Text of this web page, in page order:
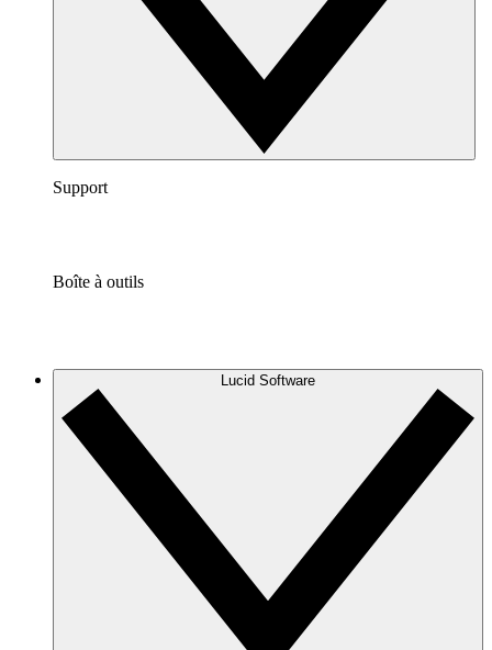
Support
Boîte à outils
Lucid Software